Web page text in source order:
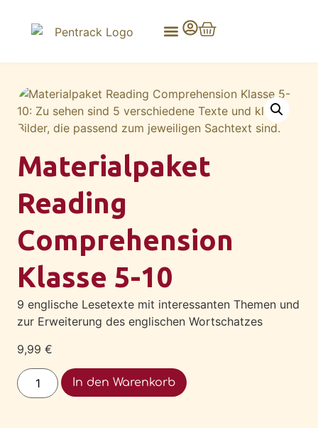
Materialpaket
Reading
Comprehension
Klasse 5-10
9 englische Lesetexte mit interessanten Themen und
zur Erweiterung des englischen Wortschatzes
9,99 €
In den Warenkorb